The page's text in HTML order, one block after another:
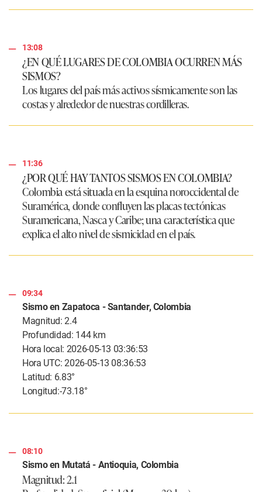
13:08
¿EN QUÉ LUGARES DE COLOMBIA OCURREN MÁS
SISMOS?
Los lugares del país más activos sísmicamente son las
costas y alrededor de nuestras cordilleras.
11:36
¿POR QUÉ HAY TANTOS SISMOS EN COLOMBIA?
Colombia está situada en la esquina noroccidental de
Suramérica, donde confluyen las placas tectónicas
Suramericana, Nasca y Caribe; una característica que
explica el alto nivel de sismicidad en el país.
09:34
Sismo en Zapatoca - Santander, Colombia
Magnitud: 2.4
Profundidad: 144 km
Hora local: 2026-05-13 03:36:53
Hora UTC: 2026-05-13 08:36:53
Latitud: 6.83°
Longitud:-73.18°
08:10
Sismo en Mutatá - Antioquia, Colombia
Magnitud: 2.1